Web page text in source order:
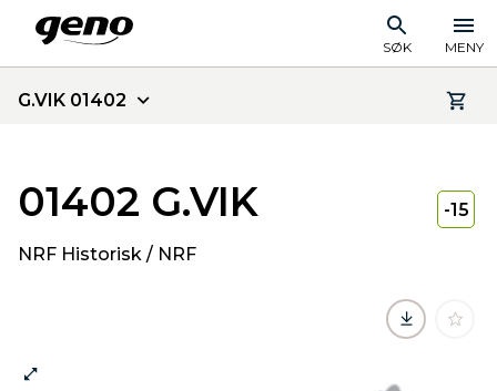
SØK MENY
G.VIK 01402
01402 G.VIK
NRF Historisk / NRF
-15